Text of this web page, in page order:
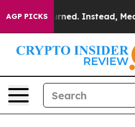
AGP PICKS
Overturned. Instead,